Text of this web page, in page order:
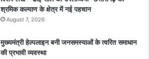
श्रमिक कल्याण के क्षेत्र में नई पहचान
August 7, 2026
मुख्यमंत्री हेल्पलाइन बनी जनसमस्याओं के त्वरित समाधान
की प्रभावी व्यवस्था